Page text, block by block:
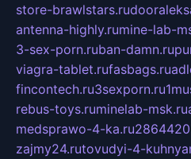
store-brawlstars.ru
antenna-highly.rumine-lab-
3-sex-porn.ruban-damn.ru
viagra-tablet.rufasbags.ru
fincontech.ru3sexporn.ru
rebus-toys.ruminelab-msk.ru
medsprawo-4-ka.ru
zajmy24.rutovudyi-4-